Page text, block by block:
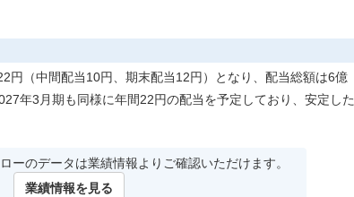
円（中間配当10円、期末配当12円）となり、配当総額は6億
年3月期も同様に年間22円の配当を予定しており、安定した
ーのデータは業績情報よりご確認いただけます。
業績情報を見る